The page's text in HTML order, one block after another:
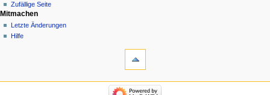
Zufällige Seite
Mitmachen
Letzte Änderungen
Hilfe
Navigation